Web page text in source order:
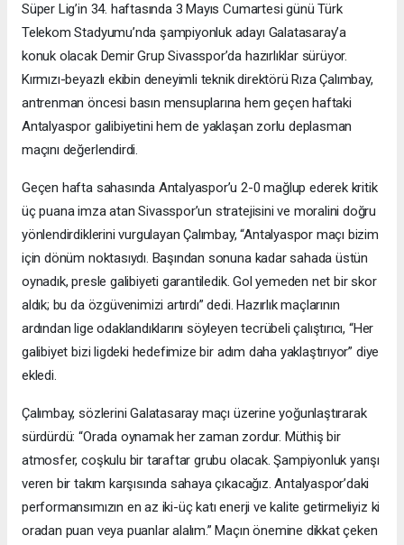
Süper Lig’in 34. haftasında 3 Mayıs Cumartesi günü Türk
Telekom Stadyumu’nda şampiyonluk adayı Galatasaray’a
konuk olacak Demir Grup Sivasspor’da hazırlıklar sürüyor.
Kırmızı-beyazlı ekibin deneyimli teknik direktörü Rıza Çalımbay,
antrenman öncesi basın mensuplarına hem geçen haftaki
Antalyaspor galibiyetini hem de yaklaşan zorlu deplasman
maçını değerlendirdi.
Geçen hafta sahasında Antalyaspor’u 2-0 mağlup ederek kritik
üç puana imza atan Sivasspor’un stratejisini ve moralini doğru
yönlendirdiklerini vurgulayan Çalımbay, “Antalyaspor maçı bizim
için dönüm noktasıydı. Başından sonuna kadar sahada üstün
oynadık, presle galibiyeti garantiledik. Gol yemeden net bir skor
aldık; bu da özgüvenimizi artırdı” dedi. Hazırlık maçlarının
ardından lige odaklandıklarını söyleyen tecrübeli çalıştırıcı, “Her
galibiyet bizi ligdeki hedefimize bir adım daha yaklaştırıyor” diye
ekledi.
Çalımbay, sözlerini Galatasaray maçı üzerine yoğunlaştırarak
sürdürdü: “Orada oynamak her zaman zordur. Müthiş bir
atmosfer, coşkulu bir taraftar grubu olacak. Şampiyonluk yarışı
veren bir takım karşısında sahaya çıkacağız. Antalyaspor’daki
performansımızın en az iki-üç katı enerji ve kalite getirmeliyiz ki
oradan puan veya puanlar alalım.” Maçın önemine dikkat çeken